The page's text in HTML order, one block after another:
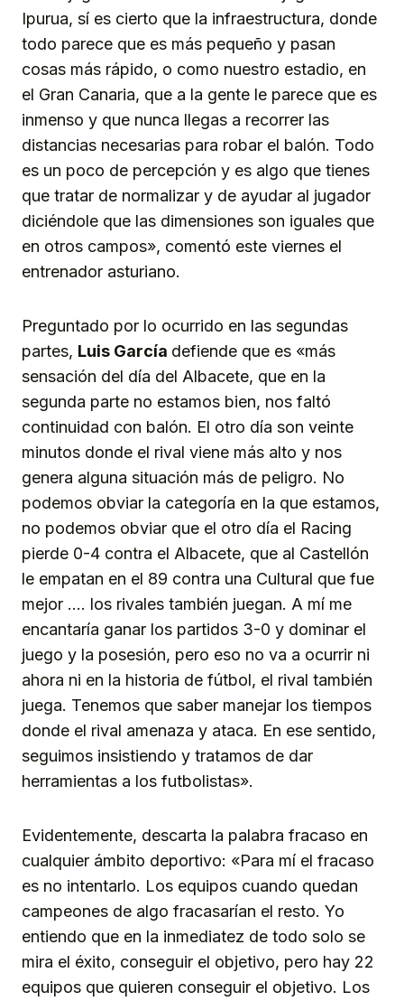
Ipurua, sí es cierto que la infraestructura, donde
todo parece que es más pequeño y pasan
cosas más rápido, o como nuestro estadio, en
el Gran Canaria, que a la gente le parece que es
inmenso y que nunca llegas a recorrer las
distancias necesarias para robar el balón. Todo
es un poco de percepción y es algo que tienes
que tratar de normalizar y de ayudar al jugador
diciéndole que las dimensiones son iguales que
en otros campos», comentó este viernes el
entrenador asturiano.
Preguntado por lo ocurrido en las segundas
partes, Luis García defiende que es «más
sensación del día del Albacete, que en la
segunda parte no estamos bien, nos faltó
continuidad con balón. El otro día son veinte
minutos donde el rival viene más alto y nos
genera alguna situación más de peligro. No
podemos obviar la categoría en la que estamos,
no podemos obviar que el otro día el Racing
pierde 0-4 contra el Albacete, que al Castellón
le empatan en el 89 contra una Cultural que fue
mejor …. los rivales también juegan. A mí me
encantaría ganar los partidos 3-0 y dominar el
juego y la posesión, pero eso no va a ocurrir ni
ahora ni en la historia de fútbol, el rival también
juega. Tenemos que saber manejar los tiempos
donde el rival amenaza y ataca. En ese sentido,
seguimos insistiendo y tratamos de dar
herramientas a los futbolistas».
Evidentemente, descarta la palabra fracaso en
cualquier ámbito deportivo: «Para mí el fracaso
es no intentarlo. Los equipos cuando quedan
campeones de algo fracasarían el resto. Yo
entiendo que en la inmediatez de todo solo se
mira el éxito, conseguir el objetivo, pero hay 22
equipos que quieren conseguir el objetivo. Los